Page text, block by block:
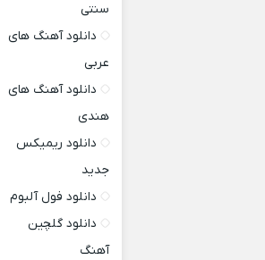
سنتی
دانلود آهنگ های
عربی
دانلود آهنگ های
هندی
دانلود ریمیکس
جدید
دانلود فول آلبوم
دانلود گلچین
آهنگ